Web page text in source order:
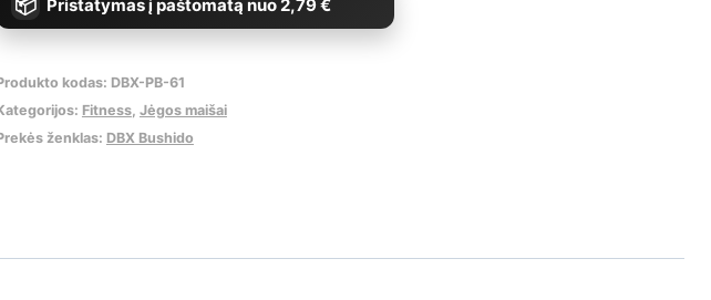
BushidoPristatymas į paštomatą nuo 2,79 €
kodas: DBX-PB-61
Fitness, Jėgos maišai
ženklas: DBX Bushido